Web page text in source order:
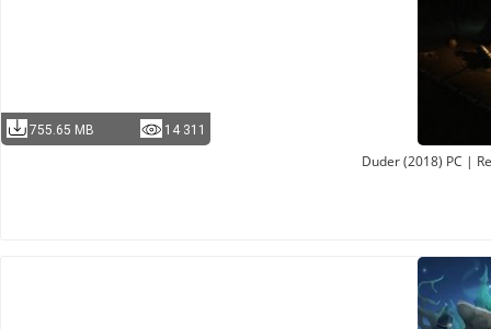
755.65 MB 14 311
Duder (2018) PC |